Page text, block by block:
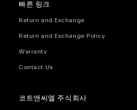
빠른 링크
Return and Exchange
Return and Exchange Policy
Warranty
Contact Us
코트앤씨엘 주식회사